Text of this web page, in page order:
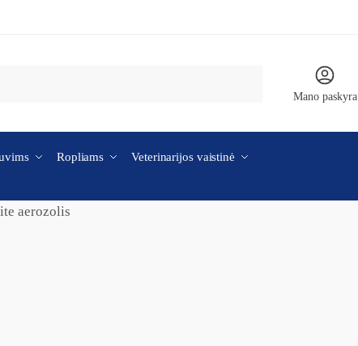
Mano paskyra
Ropliams Veterinarijos vaistinė
aerozolis